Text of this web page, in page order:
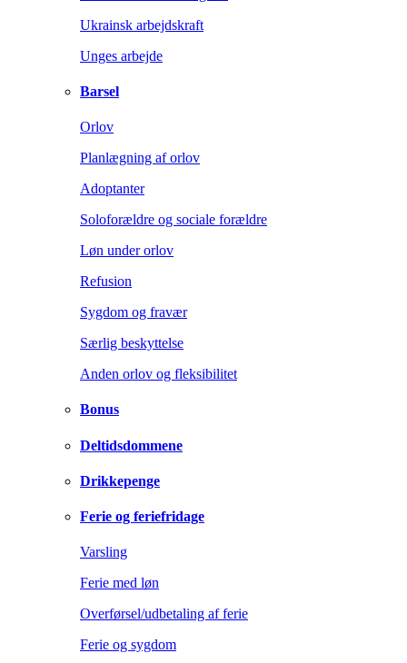
Ukrainsk arbejdskraft
Unges arbejde
Barsel
Orlov
Planlægning af orlov
Adoptanter
Soloforældre og sociale forældre
Løn under orlov
Refusion
Sygdom og fravær
Særlig beskyttelse
Anden orlov og fleksibilitet
Bonus
Deltidsdommene
Drikkepenge
Ferie og feriefridage
Varsling
Ferie med løn
Overførsel/udbetaling af ferie
Ferie og sygdom